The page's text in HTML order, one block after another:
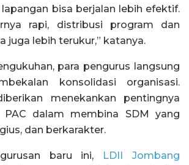
bisa berjalan lebih efektif.
rapi, distribusi program dan
juga lebih terukur,” katanya.
para pengurus langsung
konsolidasi organisasi.
menekankan pentingnya
dalam membina SDM yang
dan berkarakter.
baru ini, LDII Jombang